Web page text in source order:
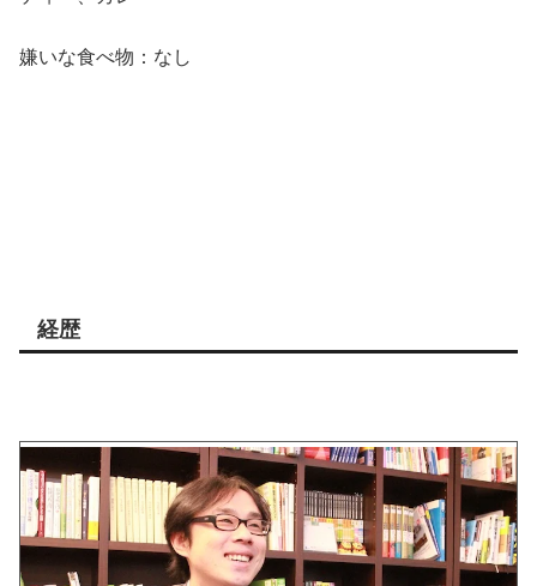
嫌いな食べ物：なし
経歴